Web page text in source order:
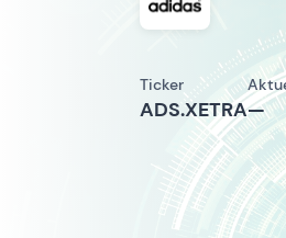
Ticker
ADS.XETRA—